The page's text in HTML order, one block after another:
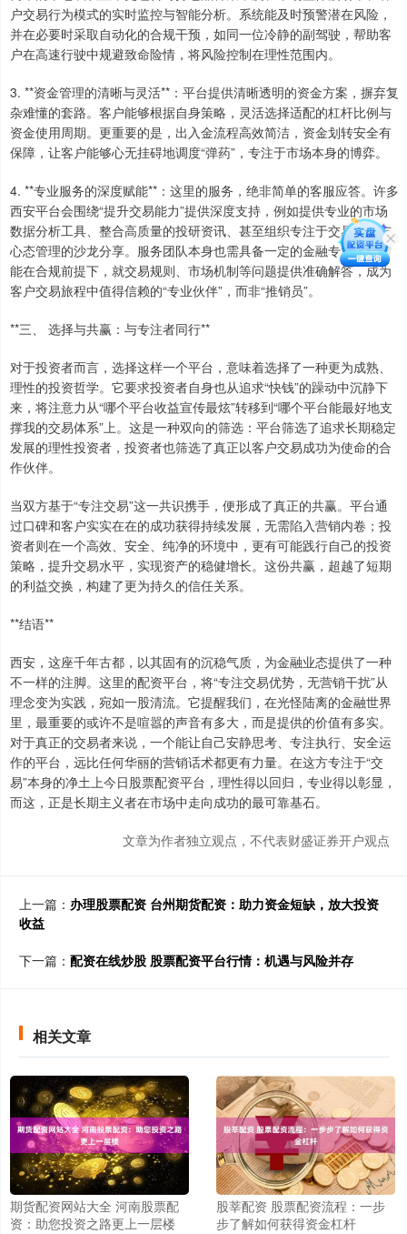
户交易行为模式的实时监控与智能分析。系统能及时预警潜在风险，
并在必要时采取自动化的合规干预，如同一位冷静的副驾驶，帮助客
户在高速行驶中规避致命险情，将风险控制在理性范围内。
3. **资金管理的清晰与灵活**：平台提供清晰透明的资金方案，摒弃复
杂难懂的套路。客户能够根据自身策略，灵活选择适配的杠杆比例与
资金使用周期。更重要的是，出入金流程高效简洁，资金划转安全有
保障，让客户能够心无挂碍地调度“弹药”，专注于市场本身的博弈。
4. **专业服务的深度赋能**：这里的服务，绝非简单的客服应答。许多
西安平台会围绕“提升交易能力”提供深度支持，例如提供专业的市场
数据分析工具、整合高质量的投研资讯、甚至组织专注于交易技术与
心态管理的沙龙分享。服务团队本身也需具备一定的金融专业知识，
能在合规前提下，就交易规则、市场机制等问题提供准确解答，成为
客户交易旅程中值得信赖的“专业伙伴”，而非“推销员”。
**三、 选择与共赢：与专注者同行**
对于投资者而言，选择这样一个平台，意味着选择了一种更为成熟、
理性的投资哲学。它要求投资者自身也从追求“快钱”的躁动中沉静下
来，将注意力从“哪个平台收益宣传最炫”转移到“哪个平台能最好地支
撑我的交易体系”上。这是一种双向的筛选：平台筛选了追求长期稳定
发展的理性投资者，投资者也筛选了真正以客户交易成功为使命的合
作伙伴。
当双方基于“专注交易”这一共识携手，便形成了真正的共赢。平台通
过口碑和客户实实在在的成功获得持续发展，无需陷入营销内卷；投
资者则在一个高效、安全、纯净的环境中，更有可能践行自己的投资
策略，提升交易水平，实现资产的稳健增长。这份共赢，超越了短期
的利益交换，构建了更为持久的信任关系。
**结语**
西安，这座千年古都，以其固有的沉稳气质，为金融业态提供了一种
不一样的注脚。这里的配资平台，将“专注交易优势，无营销干扰”从
理念变为实践，宛如一股清流。它提醒我们，在光怪陆离的金融世界
里，最重要的或许不是喧嚣的声音有多大，而是提供的价值有多实。
对于真正的交易者来说，一个能让自己安静思考、专注执行、安全运
作的平台，远比任何华丽的营销话术都更有力量。在这方专注于“交
易”本身的净土上今日股票配资平台，理性得以回归，专业得以彰显，
而这，正是长期主义者在市场中走向成功的最可靠基石。
文章为作者独立观点，不代表财盛证券开户观点
上一篇： 办理股票配资 台州期货配资：助力资金短缺，放大投资
收益
下一篇： 配资在线炒股 股票配资平台行情：机遇与风险并存
相关文章
期货配资网站大全 河南股票配
资：助您投资之路更上一层楼
股莘配资 股票配资流程：一步
步了解如何获得资金杠杆